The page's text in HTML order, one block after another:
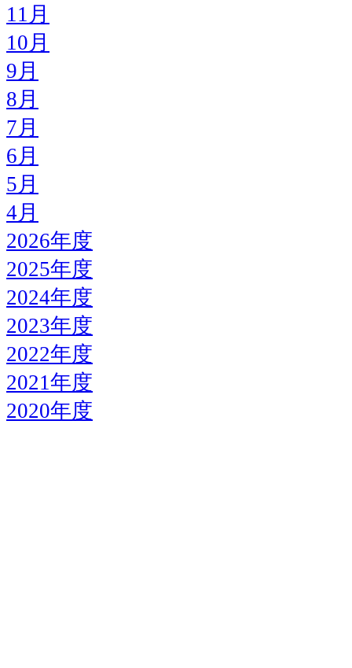
11月
10月
9月
8月
7月
6月
5月
4月
2026年度
2025年度
2024年度
2023年度
2022年度
2021年度
2020年度